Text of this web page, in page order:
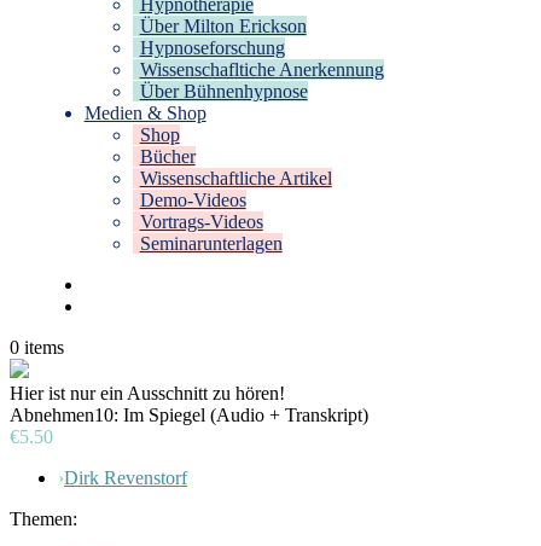
Hypnotherapie
Über Milton Erickson
Hypnoseforschung
Wissenschafltiche Anerkennung
Über Bühnenhypnose
Medien & Shop
Shop
Bücher
Wissenschaftliche Artikel
Demo-Videos
Vortrags-Videos
Seminarunterlagen
0 items
Hier ist nur ein Ausschnitt zu hören!
Abnehmen10: Im Spiegel (Audio + Transkript)
€5.50
›Dirk Revenstorf
Themen: